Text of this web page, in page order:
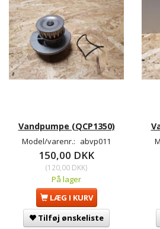
Vandpumpe (QCP1350)
Model/varenr.: abvp011
150,00 DKK
(120,00 DKK)
På lager
LÆG I KURV
Tilføj ønskeliste